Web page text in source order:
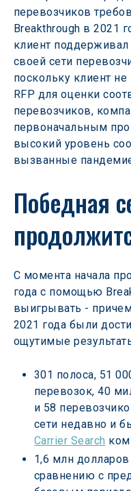
перевозчиков
Breakthrough в 2021
клиент поддерживал
своей сети
поскольку клиент
RFP для оценки
перевозчиков,
первоначальным
высокий уровень
вызванные
Победная
С момента начала
года с помощью
выигрывать -
2021 года были
ощутимые
301 полоса, 51
перевозок, 40
и 58
сети недавно и
Carrier Search
1,6 млн
сравнению с